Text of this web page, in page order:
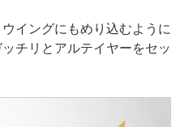
イングにもめり込むように
チリとアルテイヤーをセッ